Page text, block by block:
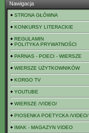
Nawigacja
STRONA GŁÓWNA
KONKURSY LITERACKIE
REGULAMIN
POLITYKA PRYWATNOŚCI
PARNAS - POECI - WIERSZE
WIERSZE UŻYTKOWNIKÓW
KORGO TV
YOUTUBE
WIERSZE /VIDEO/
PIOSENKA POETYCKA /VIDEO/
IMAK - MAGAZYN VIDEO